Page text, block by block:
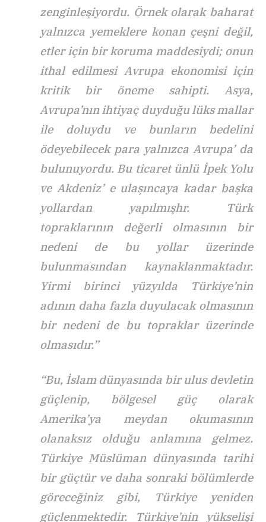
zenginleşiyordu. Örnek olarak baharat
yalnızca yemeklere konan çeşni değil,
etler için bir koruma maddesiydi; onun
ithal edilmesi Avrupa ekonomisi için
kritik bir öneme sahipti. Asya,
Avrupa’nın ihtiyaç duyduğu lüks mallar
ile doluydu ve bunların bedelini
ödeyebilecek para yalnızca Avrupa’ da
bulunuyordu. Bu ticaret ünlü İpek Yolu
ve Akdeniz’ e ulaşıncaya kadar başka
yollardan yapılmışhr. Türk
topraklarının değerli olmasının bir
nedeni de bu yollar üzerinde
bulunmasından kaynaklanmaktadır.
Yirmi birinci yüzyılda Türkiye’nin
adının daha fazla duyulacak olmasının
bir nedeni de bu topraklar üzerinde
olmasıdır.”
“Bu, İslam dünyasında bir ulus devletin
güçlenip, bölgesel güç olarak
Amerika’ya meydan okumasının
olanaksız olduğu anlamına gelmez.
Türkiye Müslüman dünyasında tarihi
bir güçtür ve daha sonraki bölümlerde
göreceğiniz gibi, Türkiye yeniden
güçlenmektedir. Türkiye’nin yükselişi